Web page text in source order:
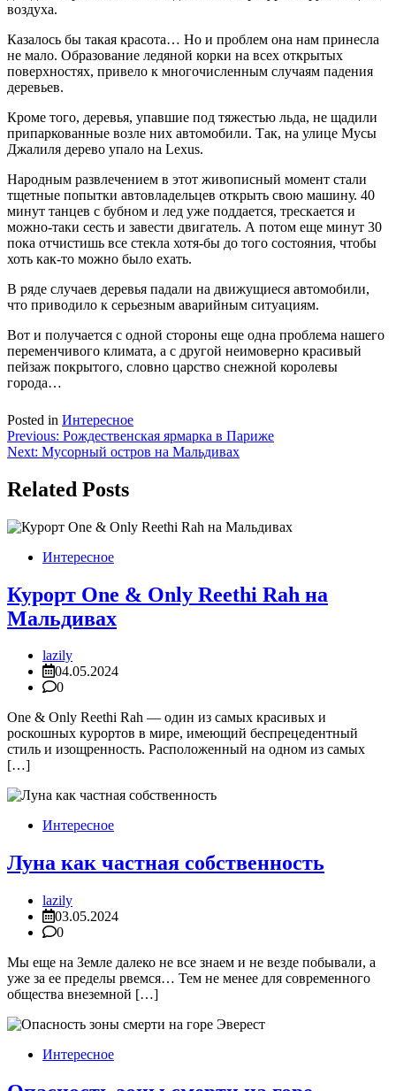
воздуха.
Казалось бы такая красота… Но и проблем она нам принесла
не мало. Образование ледяной корки на всех открытых
поверхностях, привело к многочисленным случаям падения
деревьев.
Кроме того, деревья, упавшие под тяжестью льда, не щадили
припаркованные возле них автомобили. Так, на улице Мусы
Джалиля дерево упало на Lexus.
Народным развлечением в этот живописный момент стали
тщетные попытки автовладельцев открыть свою машину. 40
минут танцев с бубном и лед уже поддается, трескается и
можно-таки сесть и завести двигатель. А потом еще минут 30
пока отчистишь все стекла хотя-бы до того состояния, чтобы
хоть как-то можно было ехать.
В ряде случаев деревья падали на движущиеся автомобили,
что приводило к серьезным аварийным ситуациям.
Вот и получается с одной стороны еще одна проблема нашего
переменчивого климата, а с другой неимоверно красивый
пейзаж покрытого, словно царство снежной королевы
города…
Posted in Интересное
Навигация
по
записям
Previous: Рождественская ярмарка в Париже
Next: Мусорный остров на Мальдивах
Related Posts
Интересное
Курорт One & Only Reethi Rah на
Мальдивах
lazily
04.05.2024
0
One & Only Reethi Rah — один из самых красивых и
роскошных курортов в мире, имеющий беспрецедентный
стиль и изощренность. Расположенный на одном из самых
[…]
Интересное
Луна как частная собственность
lazily
03.05.2024
0
Мы еще на Земле далеко не все знаем и не везде побывали, а
уже за ее пределы рвемся… Тем не менее для современного
общества внеземной […]
Интересное